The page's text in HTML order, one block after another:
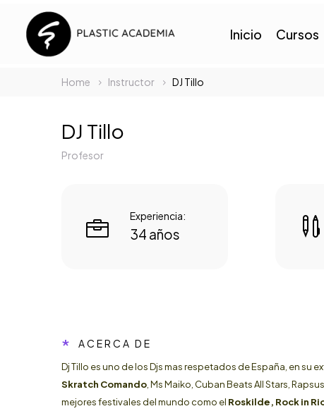
Inicio Cursos
Home Instructor DJ Tillo
DJ Tillo
Profesor

 Experiencia:
34 años 

* ACERCA DE
Dj Tillo es uno de los Djs mas respetados de España, en su
Skratch Comando , Ms Maiko, Cuban Beats All Stars,
mejores festivales del mundo como el Roskilde, Rock in